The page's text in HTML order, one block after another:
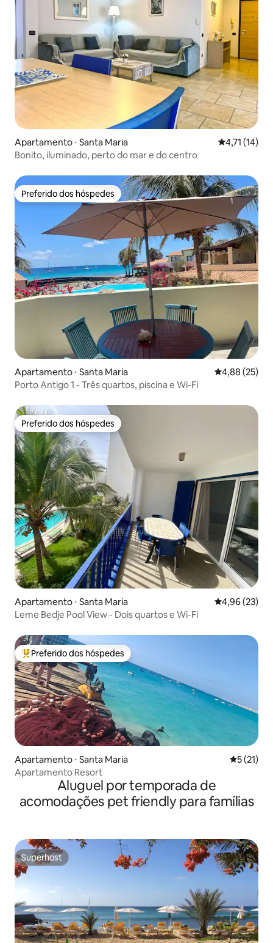
Apartamento ⋅ Santa Maria 4,71 de uma
4,71 (14)
Bonito, iluminado, perto do mar e do centro
Preferido dos hóspedes
Preferido dos hóspedes
Apartamento ⋅ Santa Maria 4,88 de uma
4,88 (25)
Porto Antigo 1 - Três quartos, piscina e Wi-Fi
Preferido dos hóspedes
Preferido dos hóspedes
Apartamento ⋅ Santa Maria 4,96 de uma
4,96 (23)
Leme Bedje Pool View - Dois quartos e Wi-Fi
Entre os melhores preferidos dos hóspedes
Preferido dos hóspedes
Apartamento ⋅ Santa Maria 5 de uma
5 (21)
Apartamento Resort
Aluguel por temporada de
acomodações pet friendly para famílias
Superhost
Superhost